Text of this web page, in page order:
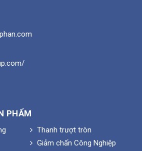
PHẨM
Thanh trượt tròn
Giảm chấn Công Nghiệp